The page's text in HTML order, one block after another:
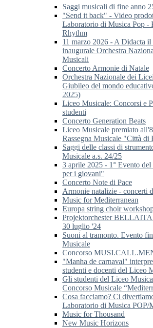
Saggi musicali di fine anno
"Send it back" - Video
Laboratorio di Musica Pop -
Rhythm
11 marzo 2026 - A Didacta il
inaugurale Orchestra
Musicali
Concerto Armonie di Natale
Orchestra Nazionale dei
Giubileo del mondo
2025)
Liceo Musicale: Concorsi e
studenti
Concerto Generation Beats
Liceo Musicale premiato
Rassegna Musicale "Città di
Saggi delle classi di
Musicale a.s. 24/25
3 aprile 2025 - 1° Evento
per i giovani"
Concerto Note di Pace
Armonie natalizie - concerti
Music for Mediterranean
Europa string choir
Projektorchester
30 luglio '24
Suoni al tramonto. Evento
Musicale
Concorso
"Manha de carnaval"
studenti e docenti del Liceo
Gli studenti del Liceo
Concorso Musicale
Cosa facciamo? Ci
Laboratorio di Musica POP/
Music for Thousand
New Music Horizons